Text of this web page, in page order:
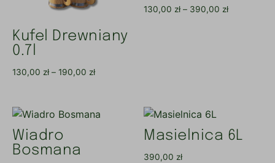
Kufel Drewniany
0.7l
130,00 zł – 190,00 zł
130,00 zł – 390,00 zł
Wiadro
Bosmana
Masielnica 6L
390,00 zł